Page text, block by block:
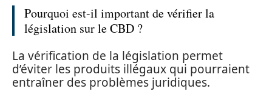
Pourquoi est-il important de vérifier la
législation sur le CBD ?
La vérification de la législation permet
d’éviter les produits illégaux qui pourraient
entraîner des problèmes juridiques.